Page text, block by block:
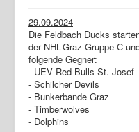
29.09.2024
Die Feldbach Ducks
der NHL-Graz-Gruppe C
folgende Gegner:
- UEV Red Bulls St. Josef
- Schilcher Devils
- Bunkerbande Graz
- Timberwolves
- Dolphins